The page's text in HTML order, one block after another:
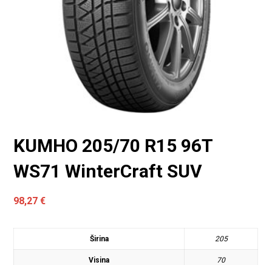
KUMHO 205/70 R15 96T
WS71 WinterCraft SUV
98,27€
Širina 205
Visina 70